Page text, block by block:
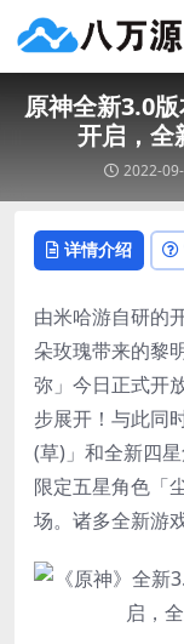
原神全新3.0
开启，全
2022-
详情介绍
由米哈游自研的
朵玫瑰带来的黎
弥」今日正式开
步展开！与此同
(草)」和全新四
限定五星角色「
场。诸多全新游